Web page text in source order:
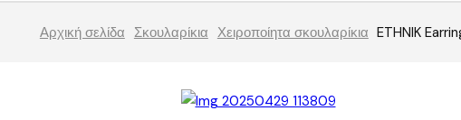
Αρχική σελίδα Σκουλαρίκια Χειροποίητα σκουλαρίκια ETHNIK